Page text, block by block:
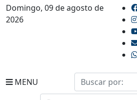
Domingo, 09 de agosto de
2026
MENU